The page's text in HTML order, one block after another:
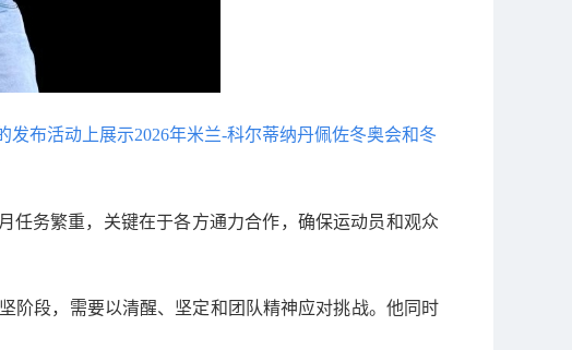
布活动上展示2026年米兰-科尔蒂纳丹佩佐冬奥会和冬
任务繁重，关键在于各方通力合作，确保运动员和观众
阶段，需要以清醒、坚定和团队精神应对挑战。他同时